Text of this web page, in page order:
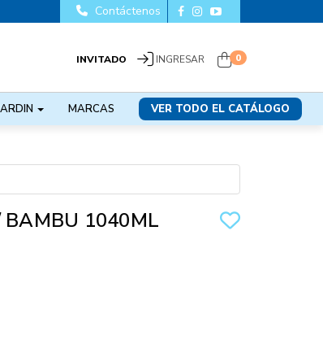
INVITADO INGRESAR 0
MARCAS VER TODO EL CATÁLOGO
Contáctenos
BAMBU 1040ML